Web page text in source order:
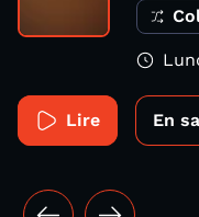
Lire En